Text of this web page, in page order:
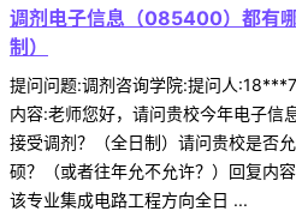
调剂电子信息（085400）都有
制）
提问问题:调剂咨询学院:提问人
内容:老师您好，请问贵校今年电子
接受调剂？（全日制）请问贵校是否
硕？（或者往年允不允许？）回复内
该专业集成电路工程方向全日 ...